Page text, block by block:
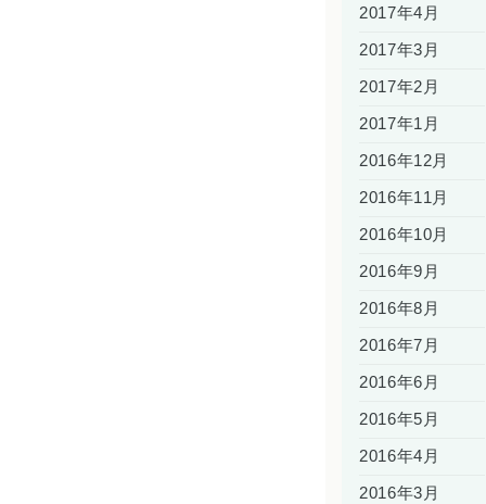
2017年4月
2017年3月
2017年2月
2017年1月
2016年12月
2016年11月
2016年10月
2016年9月
2016年8月
2016年7月
2016年6月
2016年5月
2016年4月
2016年3月